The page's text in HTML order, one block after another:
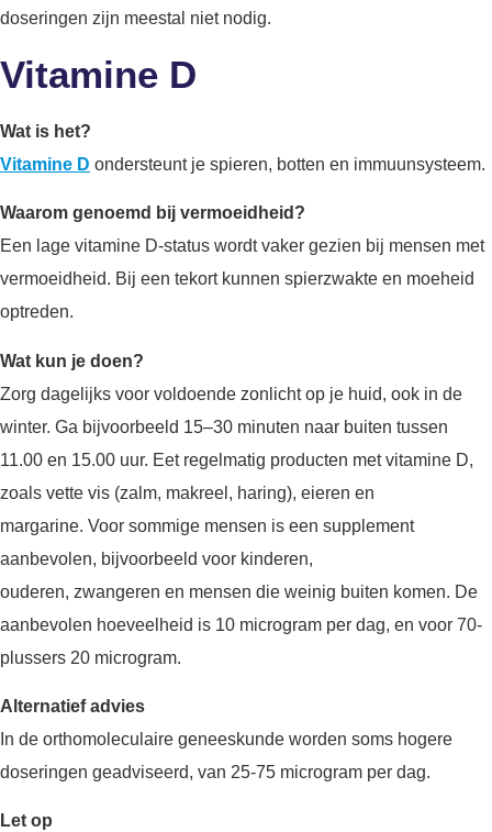
doseringen zijn meestal niet nodig.
Vitamine D
Wat is het?
Vitamine D ondersteunt je spieren, botten en immuunsysteem.
Waarom genoemd bij vermoeidheid?
Een lage vitamine D-status wordt vaker gezien bij mensen met
vermoeidheid. Bij een tekort kunnen spierzwakte en moeheid
optreden.
Wat kun je doen?
Zorg dagelijks voor voldoende zonlicht op je huid, ook in de
winter. Ga bijvoorbeeld 15–30 minuten naar buiten tussen
11.00 en 15.00 uur. Eet regelmatig producten met vitamine D,
zoals vette vis (zalm, makreel, haring), eieren en
margarine. Voor sommige mensen is een supplement
aanbevolen, bijvoorbeeld voor kinderen,
ouderen, zwangeren en mensen die weinig buiten komen. De
aanbevolen hoeveelheid is 10 microgram per dag, en voor 70-
plussers 20 microgram.
Alternatief advies
In de orthomoleculaire geneeskunde worden soms hogere
doseringen geadviseerd, van 25-75 microgram per dag.
Let op